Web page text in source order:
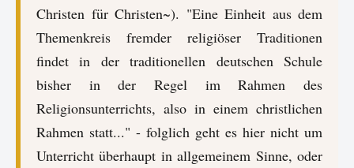
Christen für Christen~). "Eine Einheit aus dem
Themenkreis fremder religiöser Traditionen
findet in der traditionellen deutschen Schule
bisher in der Regel im Rahmen des
Religionsunterrichts, also in einem christlichen
Rahmen statt..." - folglich geht es hier nicht um
Unterricht überhaupt in allgemeinem Sinne, oder